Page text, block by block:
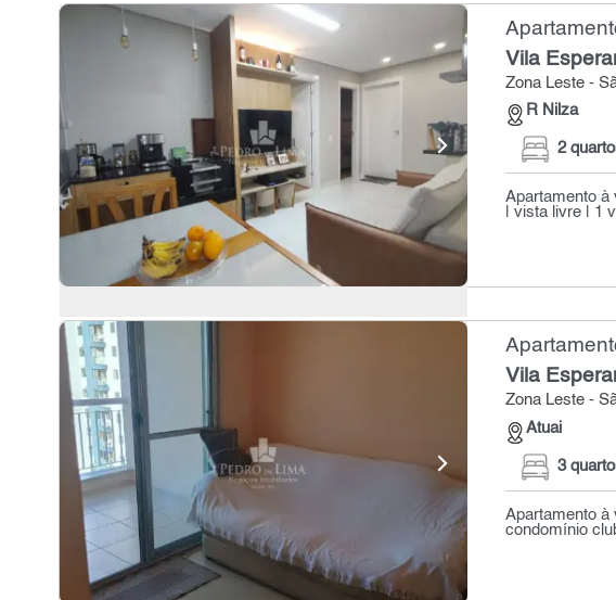
Vila
Zona Leste -
R Nilza
2
Apartamento à
| vista livre | 1
Vila
Zona Leste -
Atuai
3
Apartamento à
condomínio